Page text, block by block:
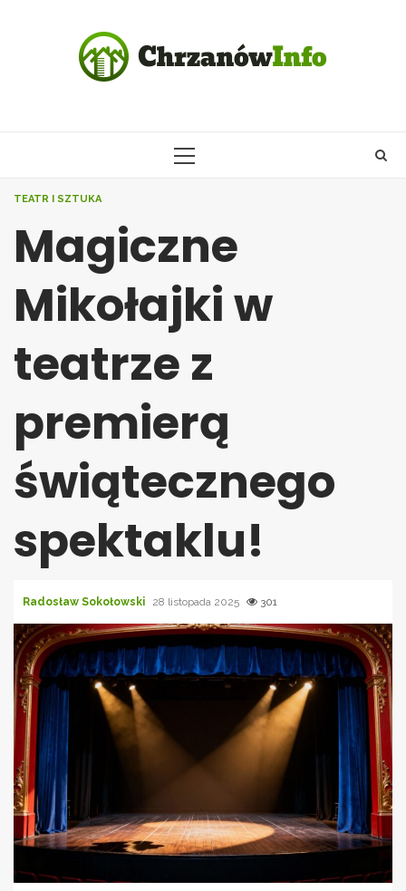
PRIMARY
TEATR I SZTUKA
Magiczne
Mikołajki w
teatrze z
premierą
świątecznego
spektaklu!
Radosław Sokołowski 28 listopada 2025 301